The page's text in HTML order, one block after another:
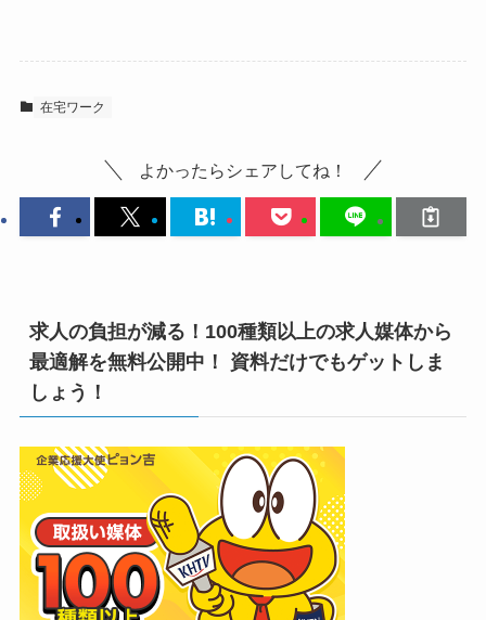
在宅ワーク
よかったらシェアしてね！
求人の負担が減る！100種類以上の求人媒体から
最適解を無料公開中！ 資料だけでもゲットしま
しょう！